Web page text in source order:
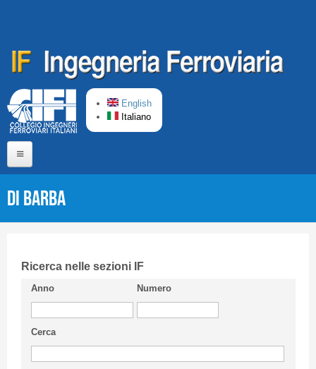
English
Italiano
CIFI in breve
Linee Guida
Privacy Policy
DI BARBA
Ricerca nelle sezioni IF
Anno Numero
Cerca